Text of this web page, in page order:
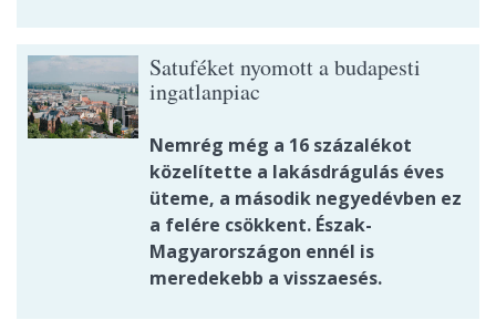
Satuféket nyomott a budapesti
ingatlanpiac
Nemrég még a 16 százalékot
közelítette a lakásdrágulás éves
üteme, a második negyedévben ez
a felére csökkent. Észak-
Magyarországon ennél is
meredekebb a visszaesés.